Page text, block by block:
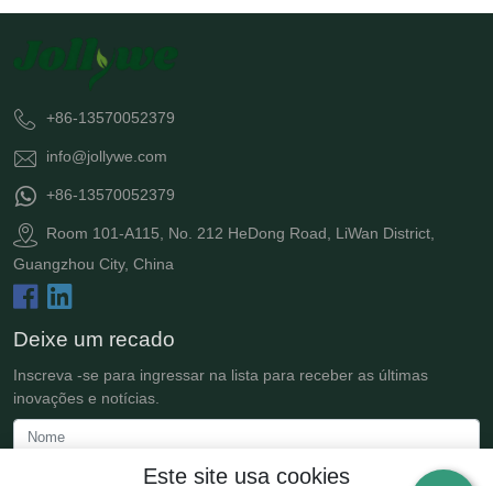
Este site usa cookies
+86-13570052379
info@jollywe.com
+86-13570052379
Room 101-A115, No. 212 HeDong Road, LiWan District,
Guangzhou City, China
Deixe um recado
Inscreva -se para ingressar na lista para receber as últimas
inovações e notícias.